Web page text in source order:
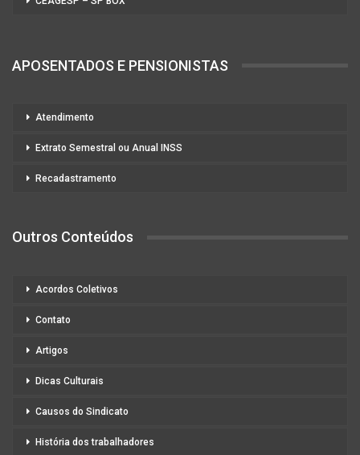
APOSENTADOS E PENSIONISTAS
Atendimento
Extrato Semestral ou Anual INSS
Recadastramento
Outros Conteúdos
Acordos Coletivos
Contato
Artigos
Dicas Culturais
Causos do Sindicato
História dos trabalhadores